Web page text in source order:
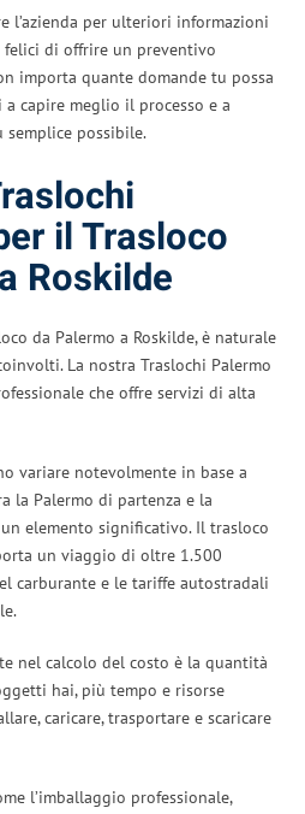
l’azienda per ulteriori informazioni
felici di offrire un preventivo
importa quante domande tu possa
capire meglio il processo e a
possibile.
il Trasloco
Roskilde
da Palermo a Roskilde, è naturale
La nostra Traslochi Palermo
che offre servizi di alta
variare notevolmente in base a
la Palermo di partenza e la
elemento significativo. Il trasloco
un viaggio di oltre 1.500
carburante e le tariffe autostradali
nel calcolo del costo è la quantità
hai, più tempo e risorse
caricare, trasportare e scaricare
l’imballaggio professionale,